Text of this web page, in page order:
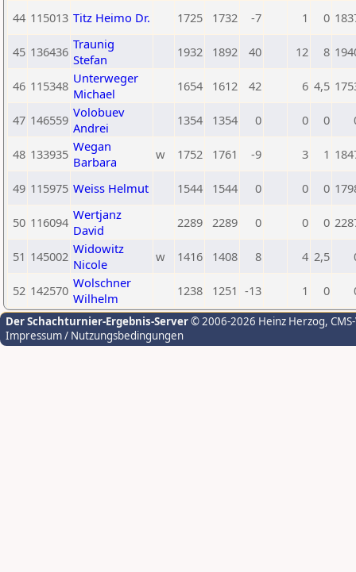
44 115013 Titz Heimo Dr. 1725 1732 -7 1 0
45 136436 Traunig
Stefan
1932 1892 40 12 8
46 115348 Unterweger
Michael
1654 1612 42 6 4,5
47 146559 Volobuev
Andrei
1354 1354 0 0 0
48 133935 Wegan
Barbara
w 1752 1761 -9 3 1
49 115975 Weiss Helmut 1544 1544 0 0 0
50 116094 Wertjanz
David
2289 2289 0 0 0
51 145002 Widowitz
Nicole
w 1416 1408 8 4 2,5
52 142570 Wolschner
Wilhelm
1238 1251 -13 1 0
Der Schachturnier-Ergebnis-Server© 2006-2026 Heinz Herzog,
Impressum / Nutzungsbedingungen